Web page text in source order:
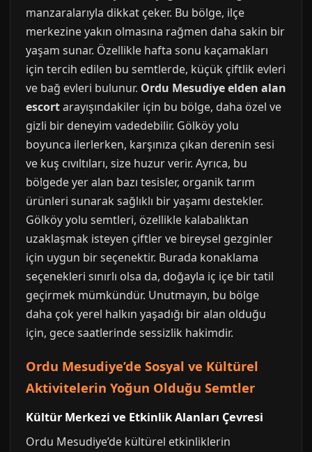
manzaralarıyla dikkat çeker. Bu bölge, ilçe
merkezine yakın olmasına rağmen daha sakin bir
yaşam sunar. Özellikle hafta sonu kaçamakları
için tercih edilen bu semtlerde, küçük çiftlik evleri
ve bağ evleri bulunur. Ordu Mesudiye elden alan
escortarayışındakiler için bu bölge, daha özel ve
gizli bir deneyim vadedebilir. Gölköy yolu
boyunca ilerlerken, karşınıza çıkan derenin sesi
ve kuş cıvıltıları, size huzur verir. Ayrıca, bu
bölgede yer alan bazı tesisler, organik tarım
ürünleri sunarak sağlıklı bir yaşamı destekler.
Gölköy yolu semtleri, özellikle kalabalıktan
uzaklaşmak isteyen çiftler ve bireysel gezginler
için uygun bir seçenektir. Burada konaklama
seçenekleri sınırlı olsa da, doğayla iç içe bir tatil
geçirmek mümkündür. Unutmayın, bu bölge
daha çok yerel halkın yaşadığı bir alan olduğu
için, gece saatlerinde sessizlik hakimdir.
Ordu Mesudiye’de Sosyal ve Kültürel
Aktivitelerin Yoğun Olduğu Semtler
Kültür Merkezi ve Etkinlik Alanları Çevresi
Ordu Mesudiye’de kültürel etkinliklerin